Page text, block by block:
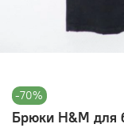
-70%
Брюки H&M для